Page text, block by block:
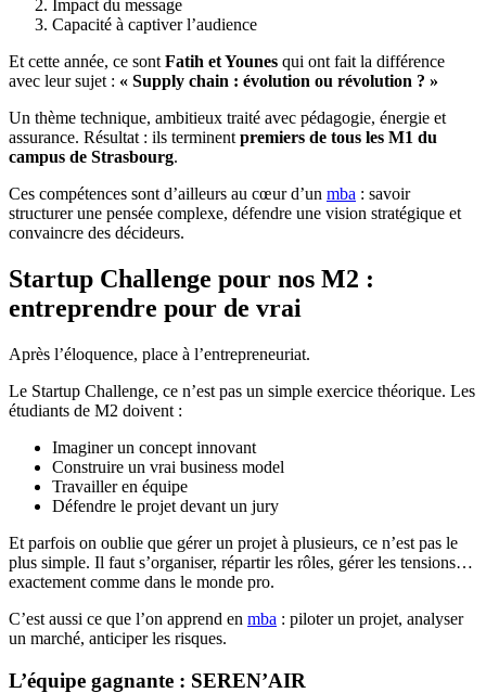
Impact du message
Capacité à captiver l’audience
Et cette année, ce sont Fatih et Younes qui ont fait la différence
avec leur sujet : « Supply chain : évolution ou révolution ? »
Un thème technique, ambitieux traité avec pédagogie, énergie et
assurance. Résultat : ils terminent premiers de tous les M1 du
campus de Strasbourg.
Ces compétences sont d’ailleurs au cœur d’un mba : savoir
structurer une pensée complexe, défendre une vision stratégique et
convaincre des décideurs.
Startup Challenge pour nos M2 :
entreprendre pour de vrai
Après l’éloquence, place à l’entrepreneuriat.
Le Startup Challenge, ce n’est pas un simple exercice théorique. Les
étudiants de M2 doivent :
Imaginer un concept innovant
Construire un vrai business model
Travailler en équipe
Défendre le projet devant un jury
Et parfois on oublie que gérer un projet à plusieurs, ce n’est pas le
plus simple. Il faut s’organiser, répartir les rôles, gérer les tensions…
exactement comme dans le monde pro.
C’est aussi ce que l’on apprend en mba : piloter un projet, analyser
un marché, anticiper les risques.
L’équipe gagnante : SEREN’AIR